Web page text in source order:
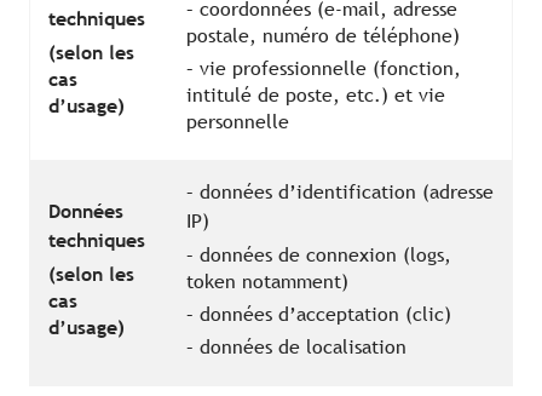
techniques
(selon les
cas
d’usage)
– coordonnées (e-mail, adresse
postale, numéro de téléphone)
– vie professionnelle (fonction,
intitulé de poste, etc.) et vie
personnelle
Données
techniques
(selon les
cas
d’usage)
– données d’identification (adresse
IP)
– données de connexion (logs,
token notamment)
– données d’acceptation (clic)
– données de localisation